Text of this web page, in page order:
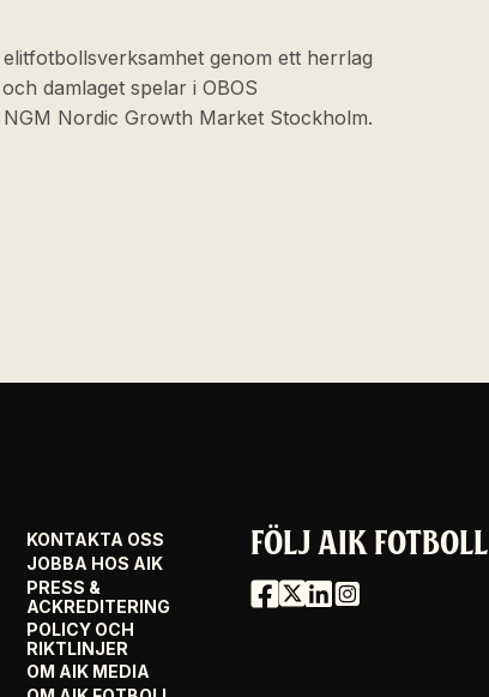
genom ett herrlag
damlaget spelar i OBOS
Nordic Growth Market Stockholm.
KONTAKTA OSS
JOBBA HOS AIK
PRESS &
ACKREDITERING
POLICY OCH
RIKTLINJER
OM AIK MEDIA
FÖLJ AIK FOTBOLL